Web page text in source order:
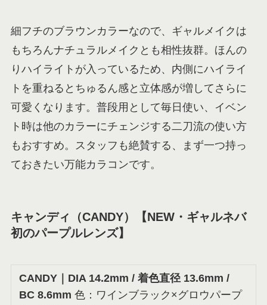
細フチのブラウンカラーなので、ギャルメイクは
もちろんナチュラルメイクとも相性抜群。ほんの
りハイライトが入っているため、内側にハイライ
トを重ねるとちゅるん感と立体感が増してさらに
可愛くなります。普段用として毎日使い、イベン
ト時は他のカラーにチェンジする二刀流の使い方
もおすすめ。スタッフも絶賛する、まず一つ持っ
ておきたい万能カラコンです。
キャンディ（CANDY）【NEW・ギャルネバ
初のパープルレンズ】
CANDY ｜DIA 14.2mm / 着色直径 13.6mm /
BC 8.6mm 色：ワインブラック×グロウパープ